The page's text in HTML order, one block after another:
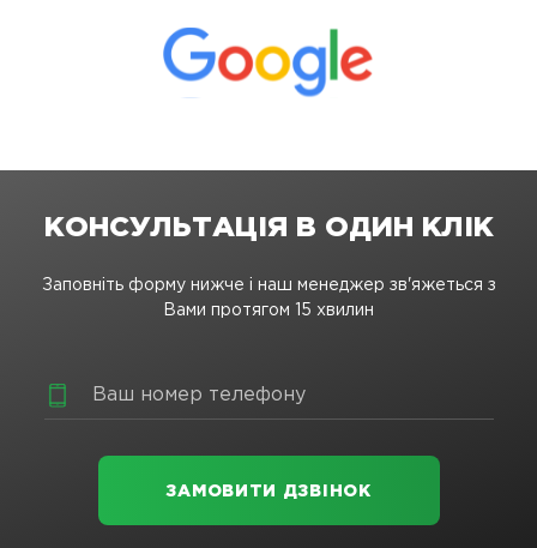
КОНСУЛЬТАЦІЯ В ОДИН КЛІК
Заповніть форму нижче і наш менеджер зв'яжеться з
Вами протягом 15 хвилин